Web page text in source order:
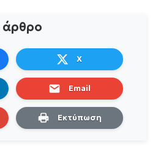
άρθρο
X
Email
Εκτύπωση